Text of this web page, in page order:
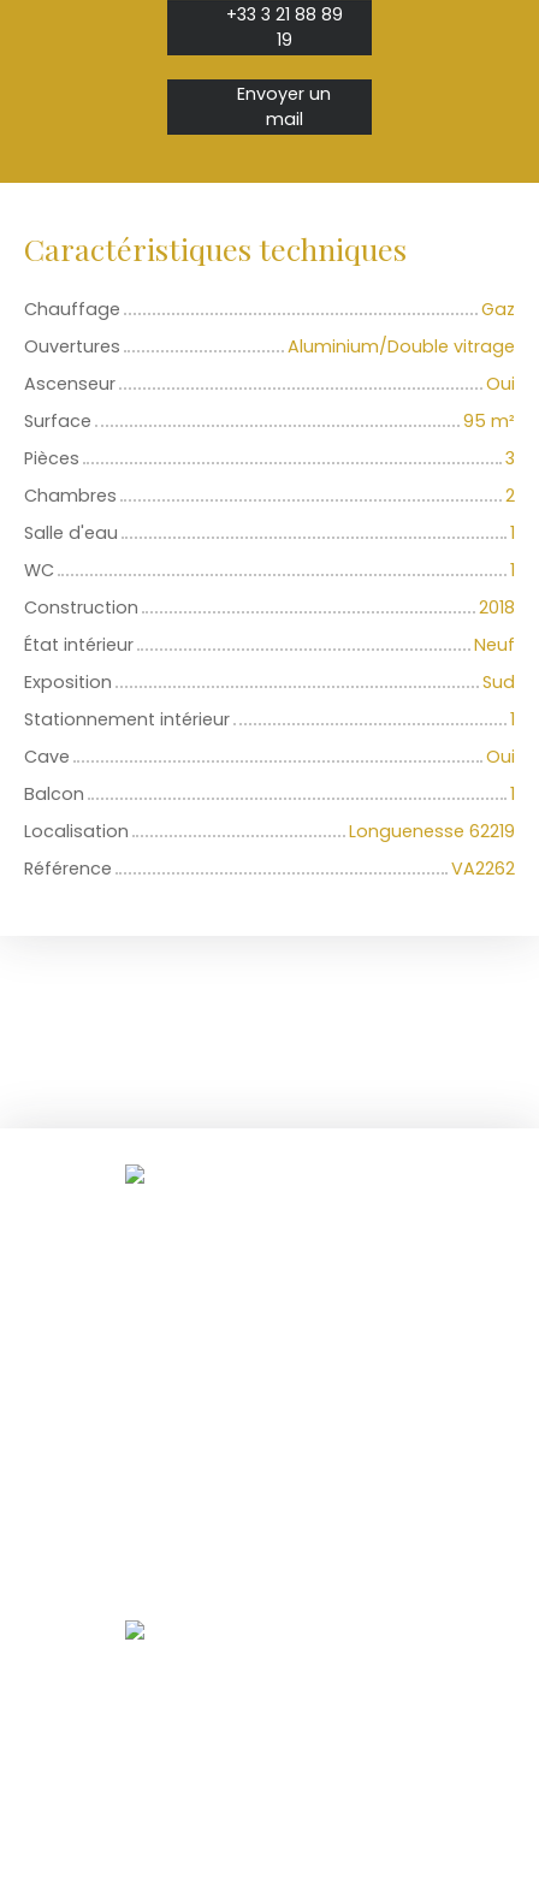
+33 3 21 88 89
19
Envoyer un
mail
Caractéristiques techniques
Chauffage
Gaz
Ouvertures
Aluminium/Double vitrage
Ascenseur
Oui
Surface
95 m²
Pièces
3
Chambres
2
Salle d'eau
1
WC
1
Construction
2018
État intérieur
Neuf
Exposition
Sud
Stationnement intérieur
1
Cave
Oui
Balcon
1
Localisation
Longuenesse 62219
Référence
VA2262